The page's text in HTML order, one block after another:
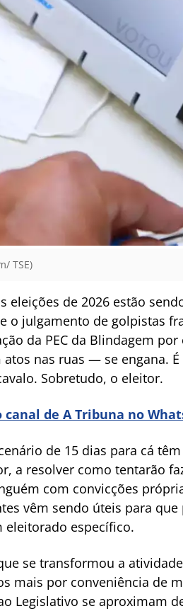
TSE)
eleições de 2026 estão
o julgamento de golpistas
da PEC da Blindagem
atos nas ruas — se
Sobretudo, o eleitor.
de A Tribuna no
de 15 dias para cá
a resolver como tentarão
com convicções
vêm sendo úteis para
eleitorado específico.
se transformou a
mais por conveniência de
Legislativo se aproximam